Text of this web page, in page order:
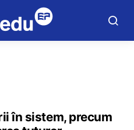
în sistem, precum